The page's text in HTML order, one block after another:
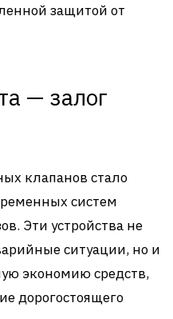
защитой от
— залог
клапанов стало
систем
Эти устройства не
ситуации, но и
экономию средств,
дорогостоящего